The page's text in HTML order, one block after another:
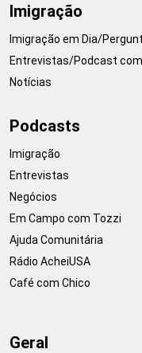
Imigração
Imigração em Dia/
Entrevistas/Podcast
Notícias
Podcasts
Imigração
Entrevistas
Negócios
Em Campo com Tozzi
Ajuda Comunitária
Rádio AcheiUSA
Café com Chico
Geral